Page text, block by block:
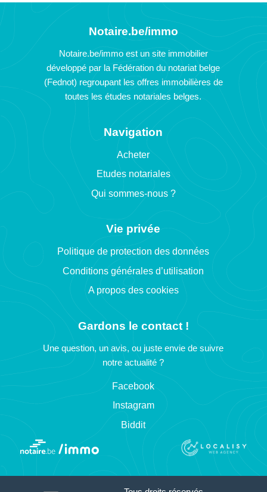
Notaire.be/immo
Notaire.be/immo est un site immobilier
développé par la Fédération du notariat belge
(Fednot) regroupant les offres immobilières de
toutes les études notariales belges.
Navigation
Acheter
Etudes notariales
Qui sommes-nous ?
Vie privée
Politique de protection des données
Conditions générales d’utilisation
A propos des cookies
Gardons le contact !
Une question, un avis, ou juste envie de suivre
notre actualité ?
Facebook
Instagram
Biddit